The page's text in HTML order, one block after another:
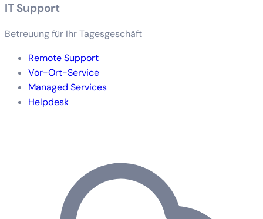
IT Support
Betreuung für Ihr Tagesgeschäft
Remote Support
Vor-Ort-Service
Managed Services
Helpdesk